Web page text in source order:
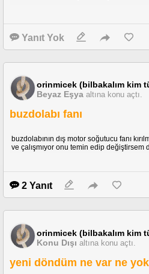
Yanıt Yok
orinmicek (bilbakalım kim
Beyaz Eşya altına konu açtı.
buzdolabı fanı
buzdolabının dış motor soğutucu fanı
ve çalışmıyor onu temin edip
2 Yanıt
orinmicek (bilbakalım kim
Konu Dışı altına konu açtı.
yeni döndüm ne var ne yok